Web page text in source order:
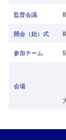
監督会議
開会（始）式
参加チーム
会場